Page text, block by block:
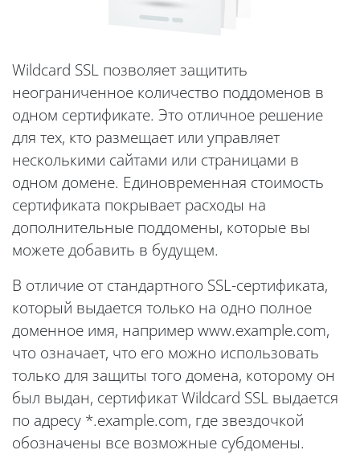
Wildcard SSL позволяет защитить
неограниченное количество поддоменов в
одном сертификате. Это отличное решение
для тех, кто размещает или управляет
несколькими сайтами или страницами в
одном домене. Единовременная стоимость
сертификата покрывает расходы на
дополнительные поддомены, которые вы
можете добавить в будущем.
В отличие от стандартного SSL-сертификата,
который выдается только на одно полное
доменное имя, например www.example.com,
что означает, что его можно использовать
только для защиты того домена, которому он
был выдан, сертификат Wildcard SSL выдается
по адресу *.example.com, где звездочкой
обозначены все возможные субдомены.